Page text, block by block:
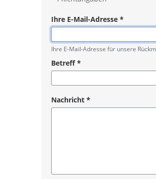
Ihre E-Mail-Adresse*
Pflichtangabe
Ihre E-Mail-Adresse für unsere
Betreff*
Nachricht*